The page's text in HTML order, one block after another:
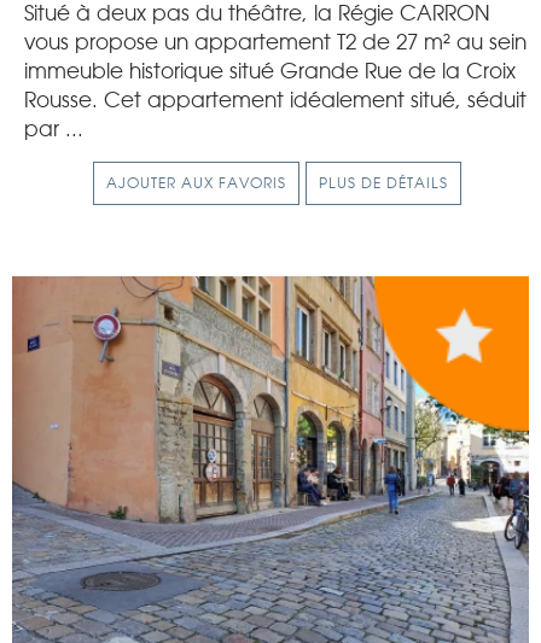
Situé à deux pas du théâtre, la Régie CARRON
vous propose un appartement T2 de 27 m² au sein
immeuble historique situé Grande Rue de la Croix
Rousse. Cet appartement idéalement situé, séduit
par ...
AJOUTER AUX FAVORIS PLUS DE DÉTAILS